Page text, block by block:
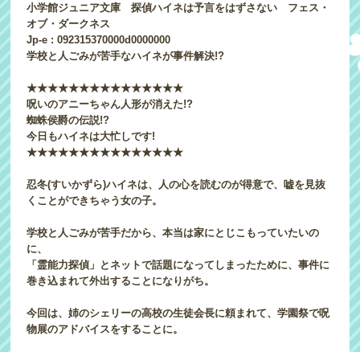
小学館ジュニア文庫 探偵ハイネは予言をはずさない フェス・
オブ・ダークネス
Jp-e : 092315370000d0000000
学校と人ごみが苦手なハイネが事件解決!?
★★★★★★★★★★★★★★★
呪いのアニーちゃん人形が消えた!?
蜘蛛侯爵の伝説!?
今日もハイネは大忙しです!
★★★★★★★★★★★★★★★
忍冬(すいかずら)ハイネは、人の心を読むのが得意で、嘘を見抜
くことができちゃう女の子。
学校と人ごみが苦手だから、本当は家にとじこもっていたいの
に、
「霊能力探偵」とネットで話題になってしまったために、事件に
巻き込まれて外出することになりがち。
今回は、姉のシェリーの高校の生徒会長に頼まれて、学園祭で呪
物展のアドバイスをすることに。